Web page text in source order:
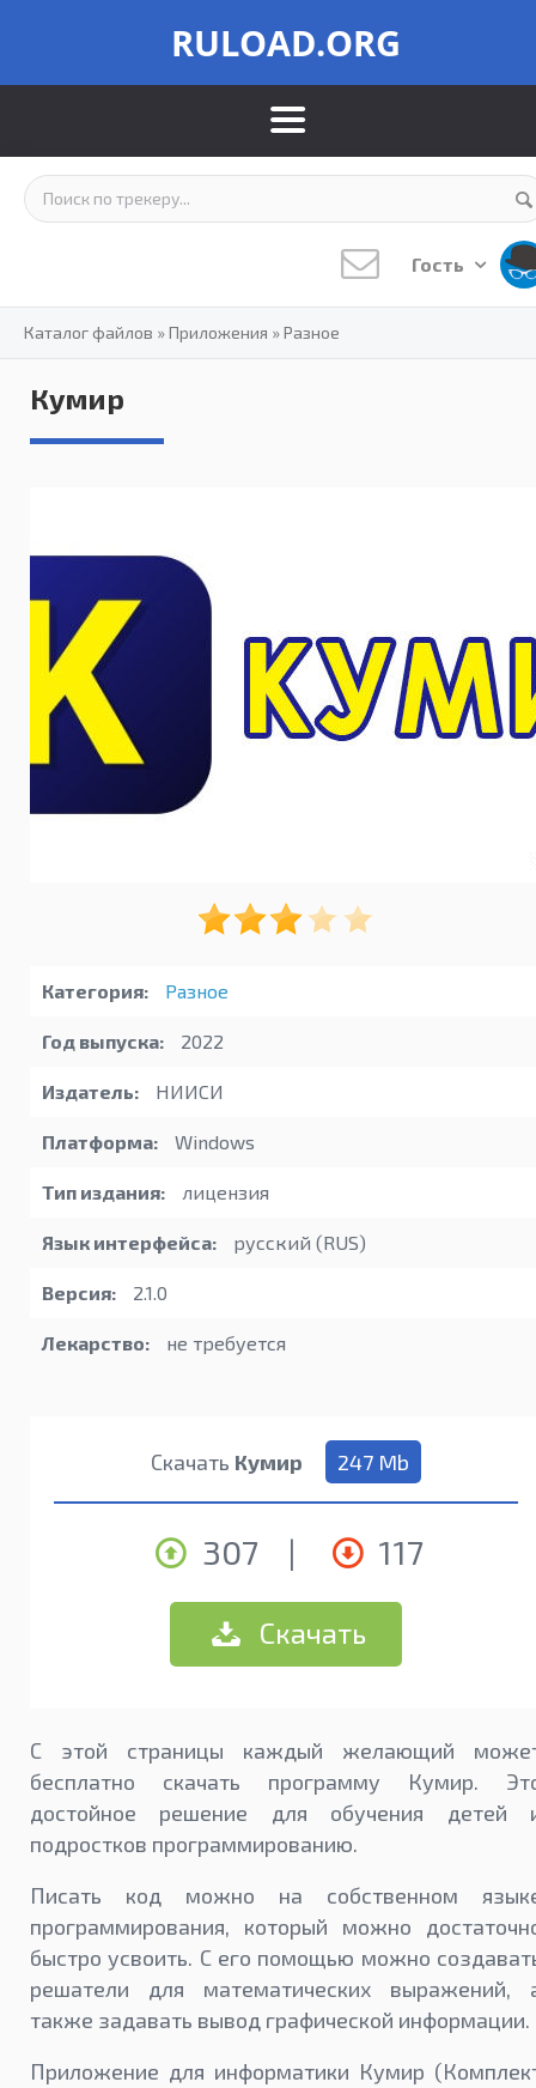
RULOAD.ORG
Гость
Каталог файлов »Приложения »Разное
Кумир
Категория: Разное
Год выпуска: 2022
Издатель: НИИСИ
Платформа: Windows
Тип издания: лицензия
Язык интерфейса: русский (RUS)
Версия: 2.1.0
Лекарство: не требуется
Скачать Кумир 247 Mb
307 | 117
Скачать
С этой страницы каждый желающий
бесплатно скачать программу Кумир.
достойное решение для обучения детей
подростков программированию.
Писать код можно на собственном
программирования, который можно
быстро усвоить. С его помощью можно
решатели для математических выражений,
также задавать вывод графической информации.
Приложение для информатики Кумир